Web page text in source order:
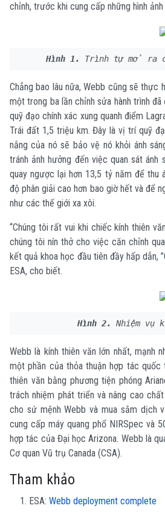
chỉnh, trước khi cung cấp những hình
Hình 1. Trình tự mở ra
Chẳng bao lâu nữa, Webb cũng sẽ thực
một trong ba lần chỉnh sửa hành trình
quỹ đạo chính xác xung quanh điểm
Trái đất 1,5 triệu km. Đây là vị trí quỹ
nắng của nó sẽ bảo vệ nó khỏi ánh
tránh ảnh hưởng đến việc quan sát
quay ngược lại hơn 13,5 tỷ năm để thu
độ phân giải cao hơn bao giờ hết và để
như các thế giới xa xôi.
“Chúng tôi rất vui khi chiếc kính thiên
chúng tôi nín thở cho việc căn chỉnh
kết quả khoa học đầu tiên đầy hấp dẫn,
ESA, cho biết.
Hình 2. Nhiệm vụ
Webb là kính thiên văn lớn nhất, mạnh
một phần của thỏa thuận hợp tác
thiên văn bằng phương tiện phóng
trách nhiệm phát triển và nâng cao
cho sứ mệnh Webb và mua sắm dịch
cung cấp máy quang phổ NIRSpec và
hợp tác của Đại học Arizona. Webb là
Cơ quan Vũ trụ Canada (CSA).
Tham khảo
ESA: Webb deployment complete